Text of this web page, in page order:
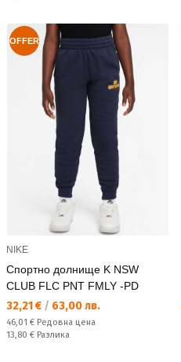
OFFER
NIKE
Спортно долнище K NSW
CLUB FLC PNT FMLY -PD
Текуща цена:
32,21 € / 63,00 лв.
Редовна цена:
46,01 € Редовна цена
Спестявате:
13,80 € Разлика